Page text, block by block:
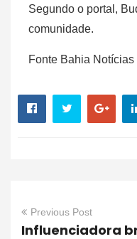
Segundo o portal,
comunidade.
Fonte Bahia Notícias
Previous Post
Influenciadora